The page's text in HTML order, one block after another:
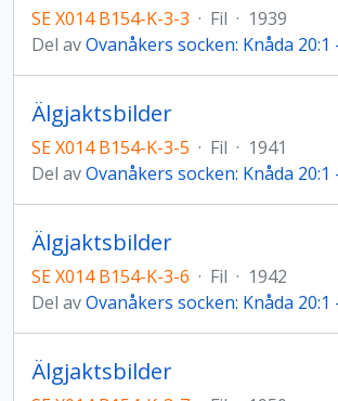
SE X014 B154-K-3-3 · Fil · 1939
Del avOvanåkers socken: Knåda
Älgjaktsbilder
SE X014 B154-K-3-5 · Fil · 1941
Del avOvanåkers socken: Knåda
Älgjaktsbilder
SE X014 B154-K-3-6 · Fil · 1942
Del avOvanåkers socken: Knåda
Älgjaktsbilder